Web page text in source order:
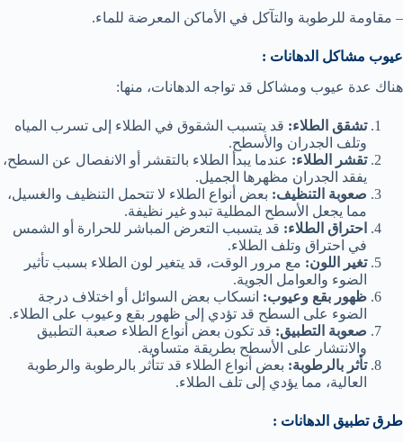
– مقاومة للرطوبة والتآكل في الأماكن المعرضة للماء.
عيوب مشاكل الدهانات :
هناك عدة عيوب ومشاكل قد تواجه الدهانات، منها:
تشقق الطلاء: قد يتسبب الشقوق في الطلاء إلى تسرب المياه
وتلف الجدران والأسطح.
تقشر الطلاء: عندما يبدأ الطلاء بالتقشر أو الانفصال عن السطح،
يفقد الجدران مظهرها الجميل.
صعوبة التنظيف: بعض أنواع الطلاء لا تتحمل التنظيف والغسيل،
مما يجعل الأسطح المطلية تبدو غير نظيفة.
احتراق الطلاء: قد يتسبب التعرض المباشر للحرارة أو الشمس
في احتراق وتلف الطلاء.
تغير اللون: مع مرور الوقت، قد يتغير لون الطلاء بسبب تأثير
الضوء والعوامل الجوية.
ظهور بقع وعيوب: انسكاب بعض السوائل أو اختلاف درجة
الضوء على السطح قد تؤدي إلى ظهور بقع وعيوب على الطلاء.
صعوبة التطبيق: قد تكون بعض أنواع الطلاء صعبة التطبيق
والانتشار على الأسطح بطريقة متساوية.
تأثر بالرطوبة: بعض أنواع الطلاء قد تتأثر بالرطوبة والرطوبة
العالية، مما يؤدي إلى تلف الطلاء.
طرق تطبيق الدهانات :